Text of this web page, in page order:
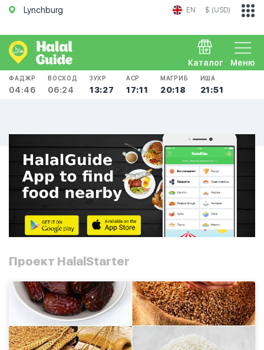
Lynchburg EN $ (USD)
Меню
Каталог
ФАДЖР
04:46
ВОСХОД
06:24
ЗУХР
13:27
АСР
17:11
МАГРИБ
20:18
ИША
21:51
Проект HalalStarter